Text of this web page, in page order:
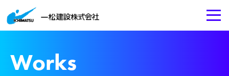
Works